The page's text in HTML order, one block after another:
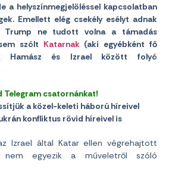
a helyszínmegjelöléssel kapcsolatban
Emellett elég csekély esélyt adnak
Trump ne tudott volna a támadás
szólt Katarnak (aki egyébként fő
Hamász és Izrael között folyó
Telegram csatornánkat!
a közel-keleti háború híreivel
konfliktus rövid híreivel is
Izrael által Katar ellen végrehajtott
nem egyezik a műveletről szóló